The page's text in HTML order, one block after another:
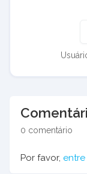
0 comentário
Por favor, entre